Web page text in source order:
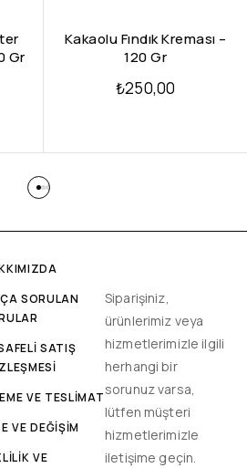
Gr
Kakaolu Fındık Kreması –
120 Gr
₺250,00
SORULAN
SATIŞ
VE TESLİMAT
VE DEĞİŞİM
VE
Siparişiniz,
ürünlerimiz veya
hizmetlerimizle ilgili
herhangi bir
sorunuz varsa,
lütfen müşteri
hizmetlerimizle
iletişime geçin.